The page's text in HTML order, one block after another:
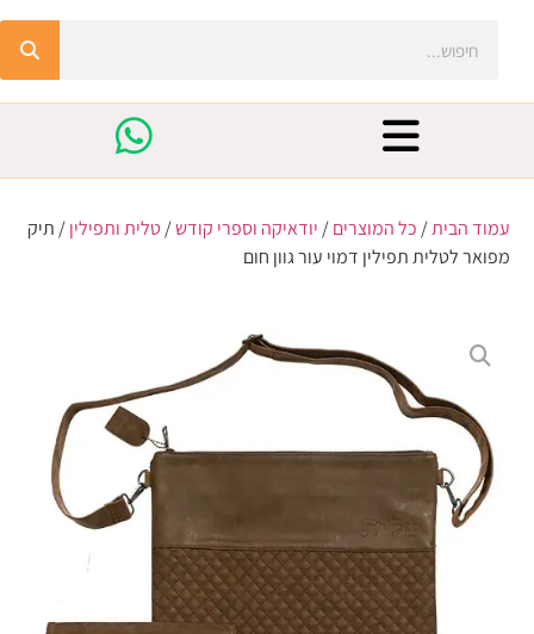
עמוד הבית/ כל המוצרים/ יודאיקה וספרי קודש/טלית ותפילין/ תיק
מפואר לטלית תפילין דמוי עור גוון חום